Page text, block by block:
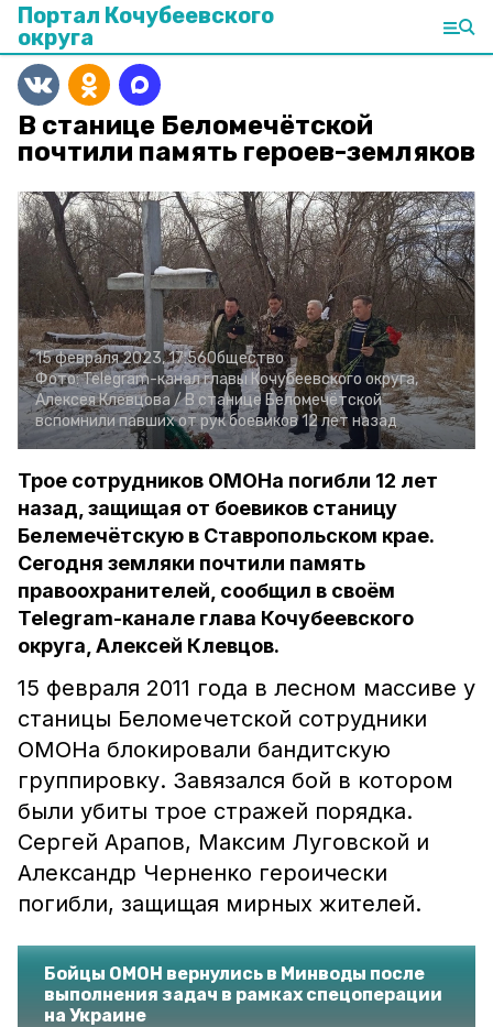
Портал Кочубеевского
округа
В станице Беломечётской
почтили память героев-земляков
15 февраля 2023, 17:56Общество
Фото:Telegram-канал главы Кочубеевского округа,
Алексея Клевцова /В станице Беломечётской
вспомнили павших от рук боевиков 12 лет назад
Трое сотрудников ОМОНа погибли 12 лет
назад, защищая от боевиков станицу
Белемечётскую в Ставропольском крае.
Сегодня земляки почтили память
правоохранителей, сообщил в своём
Telegram-канале глава Кочубеевского
округа, Алексей Клевцов.
15 февраля 2011 года в лесном массиве у
станицы Беломечетской сотрудники
ОМОНа блокировали бандитскую
группировку. Завязался бой в котором
были убиты трое стражей порядка.
Сергей Арапов, Максим Луговской и
Александр Черненко героически
погибли, защищая мирных жителей.
Бойцы ОМОН вернулись в Минводы после
выполнения задач в рамках спецоперации
на Украине